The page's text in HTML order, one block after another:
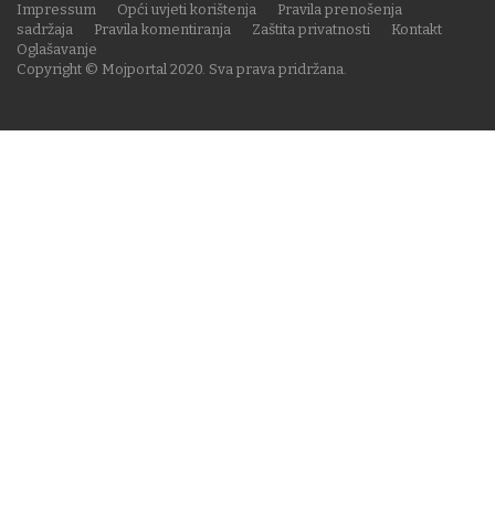
Copyright © Mojportal 2020. Sva prava pridržana.
Impressum Opći uvjeti korištenja
Pravila prenošenja
sadržaja
Pravila komentiranja Zaštita privatnosti
Kontakt
Oglašavanje